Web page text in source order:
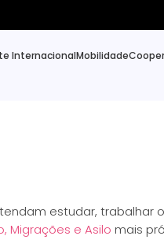
InternacionalMobilidade
estudar, trabalhar
Migrações e Asilo mais